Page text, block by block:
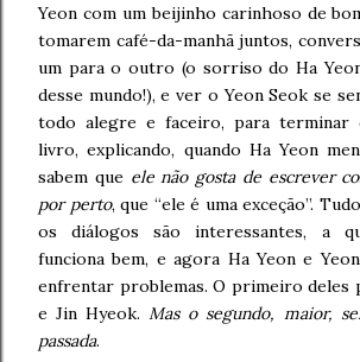
Yeon com um beijinho carinhoso de
tomarem café-da-manhã juntos,
um para o outro (o sorriso do Ha
desse mundo!), e ver o Yeon Seok se
todo alegre e faceiro, para terminar
livro, explicando, quando Ha Yeon
sabem que ele não gosta de escrever
por perto, que “ele é uma exceção”.
os diálogos são interessantes, a
funciona bem, e agora Ha Yeon e
enfrentar problemas. O primeiro deles
e Jin Hyeok.Mas o segundo, maior,
passada.